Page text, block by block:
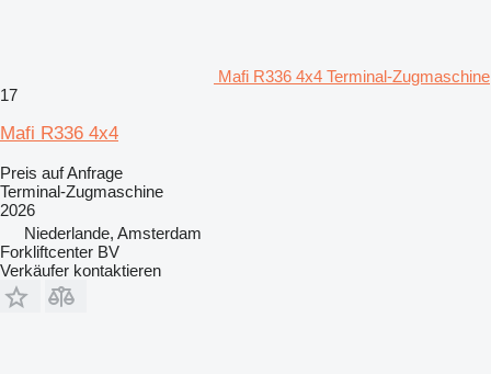
Mafi R336 4x4 Terminal-Zugmaschine
17
Mafi R336 4x4
Preis auf Anfrage
Terminal-Zugmaschine
2026
Niederlande, Amsterdam
Forkliftcenter BV
Verkäufer kontaktieren